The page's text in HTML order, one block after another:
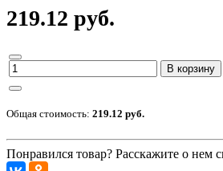
219.12 руб.
В корзину
Общая стоимость: 219.12 руб.
Понравился товар? Расскажите о нем